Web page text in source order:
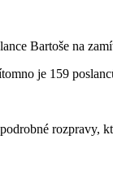
Bartoše na
je 159
rozpravy,